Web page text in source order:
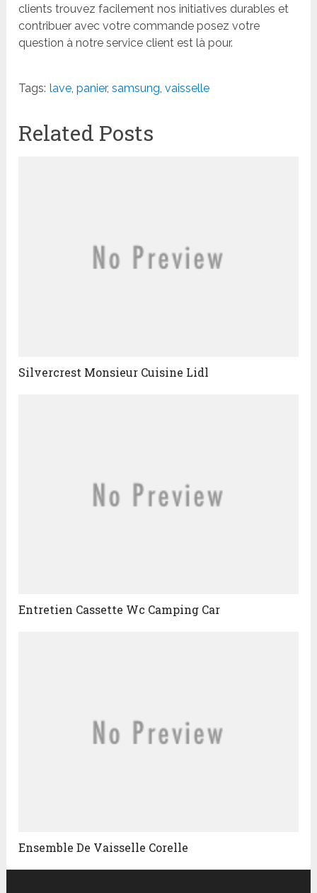
clients trouvez facilement nos initiatives durables et
contribuer avec votre commande posez votre
question à notre service client est là pour.
Tags: lave,panier,samsung,vaisselle
Related Posts
Silvercrest Monsieur Cuisine Lidl
Entretien Cassette Wc Camping Car
Ensemble De Vaisselle Corelle